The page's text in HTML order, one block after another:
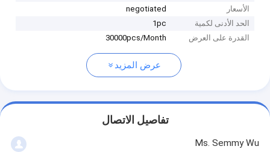
الأسعار
negotiated
الحد الأدنى لكمية
1pc
القدرة على العرض
30000pcs/Month
عرض المزيد
تفاصيل الاتصال
Ms. Semmy Wu